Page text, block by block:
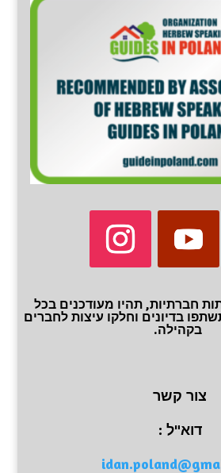
חברתיות, תהיו מעודכנים בכל
בדיונים וחלקו עיצות לחברים
בקהילה.
צור קשר
דוא"ל :